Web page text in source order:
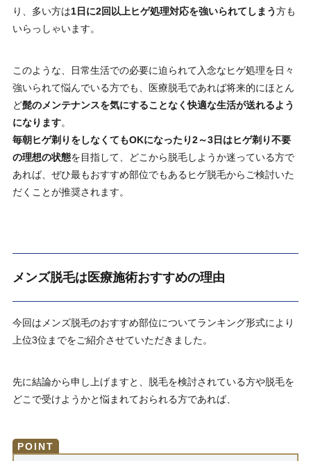
り、多い方は1日に2回以上ヒゲ処理対応を強いられてしまう方も
いらっしゃいます。
このような、日常生活での必要に迫られて入念なヒゲ処理を日々
強いられて悩んでいる方でも、医療脱毛であれば将来的にほとん
ど髭のメンテナンスを気にすることなく快適な生活が送れるよう
になります。
毎朝ヒゲ剃りをしなくてもOKになったり2～3日はヒゲ剃り不要
の理想の状態を目指して、どこから脱毛しようか迷っている方で
あれば、ぜひ最もおすすめ部位でもあるヒゲ脱毛からご検討いた
だくことが推奨されます。
メンズ脱毛は医療施術おすすめの理由
今回はメンズ脱毛のおすすめ部位についてランキング形式により
上位3位までをご紹介させていただきました。
先に結論から申し上げますと、脱毛を検討されている方や脱毛を
どこで受けようかと悩まれておられる方であれば、